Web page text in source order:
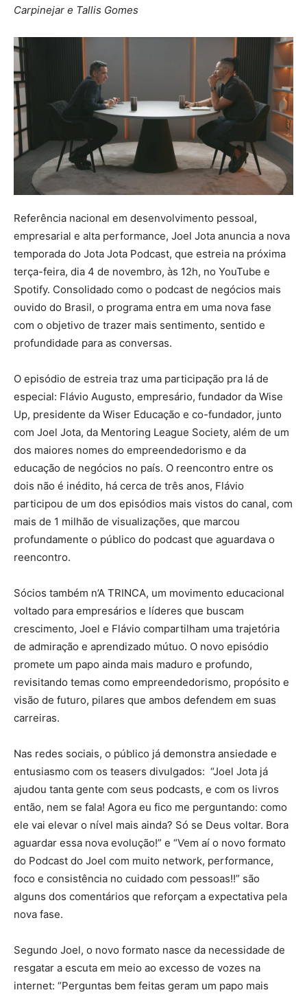
Carpinejar e Tallis Gomes
Referência nacional em desenvolvimento pessoal,
empresarial e alta performance, Joel Jota anuncia a nova
temporada do Jota Jota Podcast, que estreia na próxima
terça-feira, dia 4 de novembro, às 12h, no YouTube e
Spotify. Consolidado como o podcast de negócios mais
ouvido do Brasil, o programa entra em uma nova fase
com o objetivo de trazer mais sentimento, sentido e
profundidade para as conversas.
O episódio de estreia traz uma participação pra lá de
especial: Flávio Augusto, empresário, fundador da Wise
Up, presidente da Wiser Educação e co-fundador, junto
com Joel Jota, da Mentoring League Society, além de um
dos maiores nomes do empreendedorismo e da
educação de negócios no país. O reencontro entre os
dois não é inédito, há cerca de três anos, Flávio
participou de um dos episódios mais vistos do canal, com
mais de 1 milhão de visualizações, que marcou
profundamente o público do podcast que aguardava o
reencontro.
Sócios também n’A TRINCA, um movimento educacional
voltado para empresários e líderes que buscam
crescimento, Joel e Flávio compartilham uma trajetória
de admiração e aprendizado mútuo. O novo episódio
promete um papo ainda mais maduro e profundo,
revisitando temas como empreendedorismo, propósito e
visão de futuro, pilares que ambos defendem em suas
carreiras.
Nas redes sociais, o público já demonstra ansiedade e
entusiasmo com os teasers divulgados: “Joel Jota já
ajudou tanta gente com seus podcasts, e com os livros
então, nem se fala! Agora eu fico me perguntando: como
ele vai elevar o nível mais ainda? Só se Deus voltar. Bora
aguardar essa nova evolução!” e “Vem aí o novo formato
do Podcast do Joel com muito network, performance,
foco e consistência no cuidado com pessoas!!” são
alguns dos comentários que reforçam a expectativa pela
nova fase.
Segundo Joel, o novo formato nasce da necessidade de
resgatar a escuta em meio ao excesso de vozes na
internet: “Perguntas bem feitas geram um papo mais